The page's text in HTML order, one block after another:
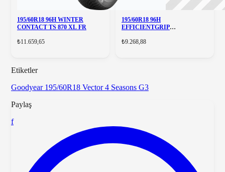
195/60R18 96H WINTER
CONTACT TS 870 XL FR
₺11.659,65
195/60R18 96H
EFFICIENTGRIP
₺9.268,88
Etiketler
Goodyear 195/60R18 Vector 4 Seasons G3
Paylaş
f